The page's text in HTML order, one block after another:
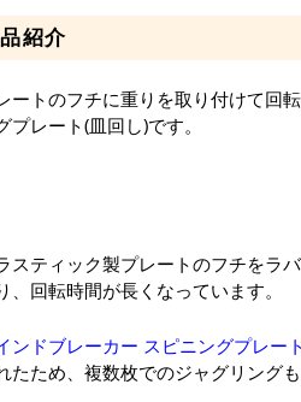
紹介
ートのフチに重りを取り付けて回
プレート(皿回し)です。
スティック製プレートのフチをラ
、回転時間が長くなっています。
ンドブレーカー スピニングプレート
たため、複数枚でのジャグリング